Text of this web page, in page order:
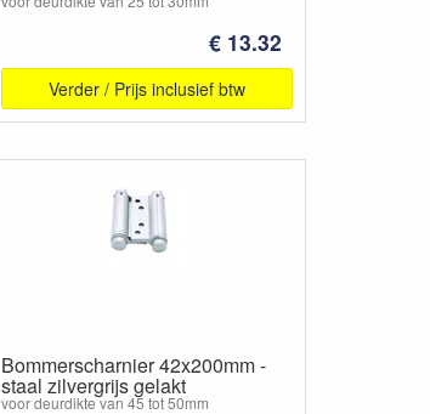
€ 13.32
Verder / Prijs inclusief btw
Bommerscharnier 42x200mm -
staal zilvergrijs gelakt
voor deurdikte van 45 tot 50mm